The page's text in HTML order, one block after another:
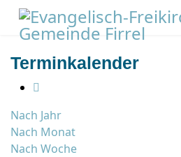
Terminkalender
Nach Jahr
Nach Monat
Nach Woche